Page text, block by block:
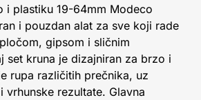
i plastiku 19-64mm Modeco
i pouzdan alat za sve koji rade
gipsom i sličnim
set kruna je dizajniran za brzo i
rupa različitih prečnika, uz
vrhunske rezultate. Glavna